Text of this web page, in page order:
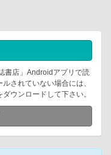
書店」Androidアプリで読
されていない場合には、
ウンロードして下さい。